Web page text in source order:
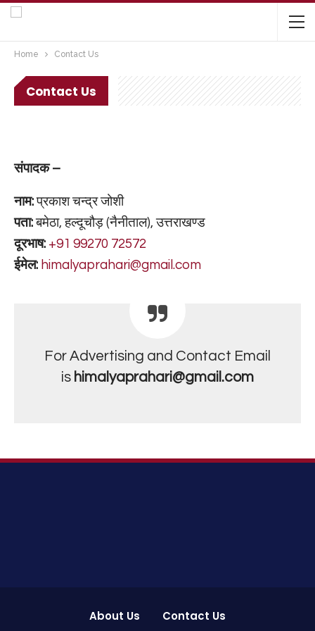
Home Contact Us
Contact Us
संपादक –
नाम:प्रकाश चन्द्र जोशी
पता:बमेठा, हल्दूचौड़ (नैनीताल), उत्तराखण्ड
दूरभाष: +91 99270 72572
ईमेल: himalyaprahari@gmail.com
For Advertising and Contact Email
is himalyaprahari@gmail.com
About Us Contact Us